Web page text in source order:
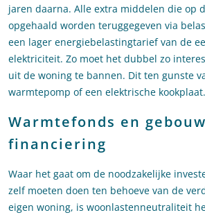
jaren daarna. Alle extra middelen die op
opgehaald worden teruggegeven via
een lager energiebelastingtarief van de
elektriciteit. Zo moet het dubbel zo
uit de woning te bannen. Dit ten gunste
warmtepomp of een elektrische kookplaat.
Warmtefonds en
financiering
Waar het gaat om de noodzakelijke
zelf moeten doen ten behoeve van de
eigen woning, is woonlastenneutraliteit